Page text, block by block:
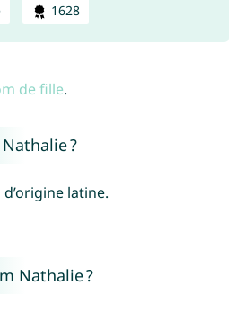
1628
de fille.
?
latine.
Nathalie ?